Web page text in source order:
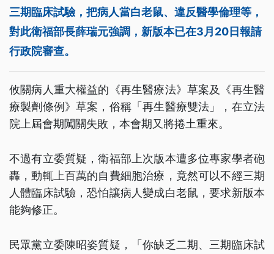
三期臨床試驗，把病人當白老鼠、違反醫學倫理等，
對此衛福部長薛瑞元強調，新版本已在3月20日報請
行政院審查。
攸關病人重大權益的《再生醫療法》草案及《再生醫
療製劑條例》草案，俗稱「再生醫療雙法」，在立法
院上屆會期闖關失敗，本會期又將捲土重來。
不過有立委質疑，衛福部上次版本遭多位專家學者砲
轟，動輒上百萬的自費細胞治療，竟然可以不經三期
人體臨床試驗，恐怕讓病人變成白老鼠，要求新版本
能夠修正。
民眾黨立委陳昭姿質疑，「你缺乏二期、三期臨床試